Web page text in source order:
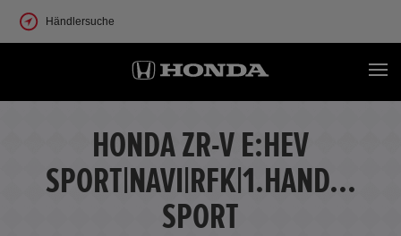
Händlersuche
HONDA ZR-V E:HEV
SPORT|NAVI|RFK|1.HAND...
SPORT